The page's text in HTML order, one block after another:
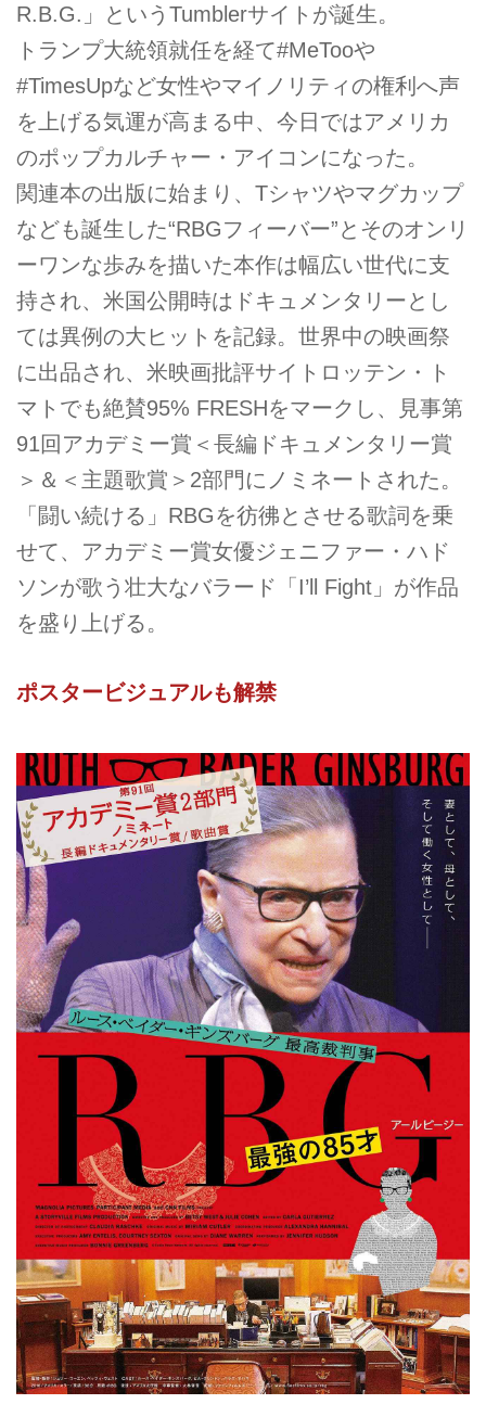
R.B.G.」というTumblerサイトが誕生。
トランプ大統領就任を経て#MeTooや
#TimesUpなど女性やマイノリティの権利へ声
を上げる気運が高まる中、今日ではアメリカ
のポップカルチャー・アイコンになった。
関連本の出版に始まり、Tシャツやマグカップ
なども誕生した“RBGフィーバー”とそのオンリ
ーワンな歩みを描いた本作は幅広い世代に支
持され、米国公開時はドキュメンタリーとし
ては異例の大ヒットを記録。世界中の映画祭
に出品され、米映画批評サイトロッテン・ト
マトでも絶賛95% FRESHをマークし、見事第
91回アカデミー賞＜長編ドキュメンタリー賞
＞＆＜主題歌賞＞2部門にノミネートされた。
「闘い続ける」RBGを彷彿とさせる歌詞を乗
せて、アカデミー賞女優ジェニファー・ハド
ソンが歌う壮大なバラード「I’ll Fight」が作品
を盛り上げる。
ポスタービジュアルも解禁